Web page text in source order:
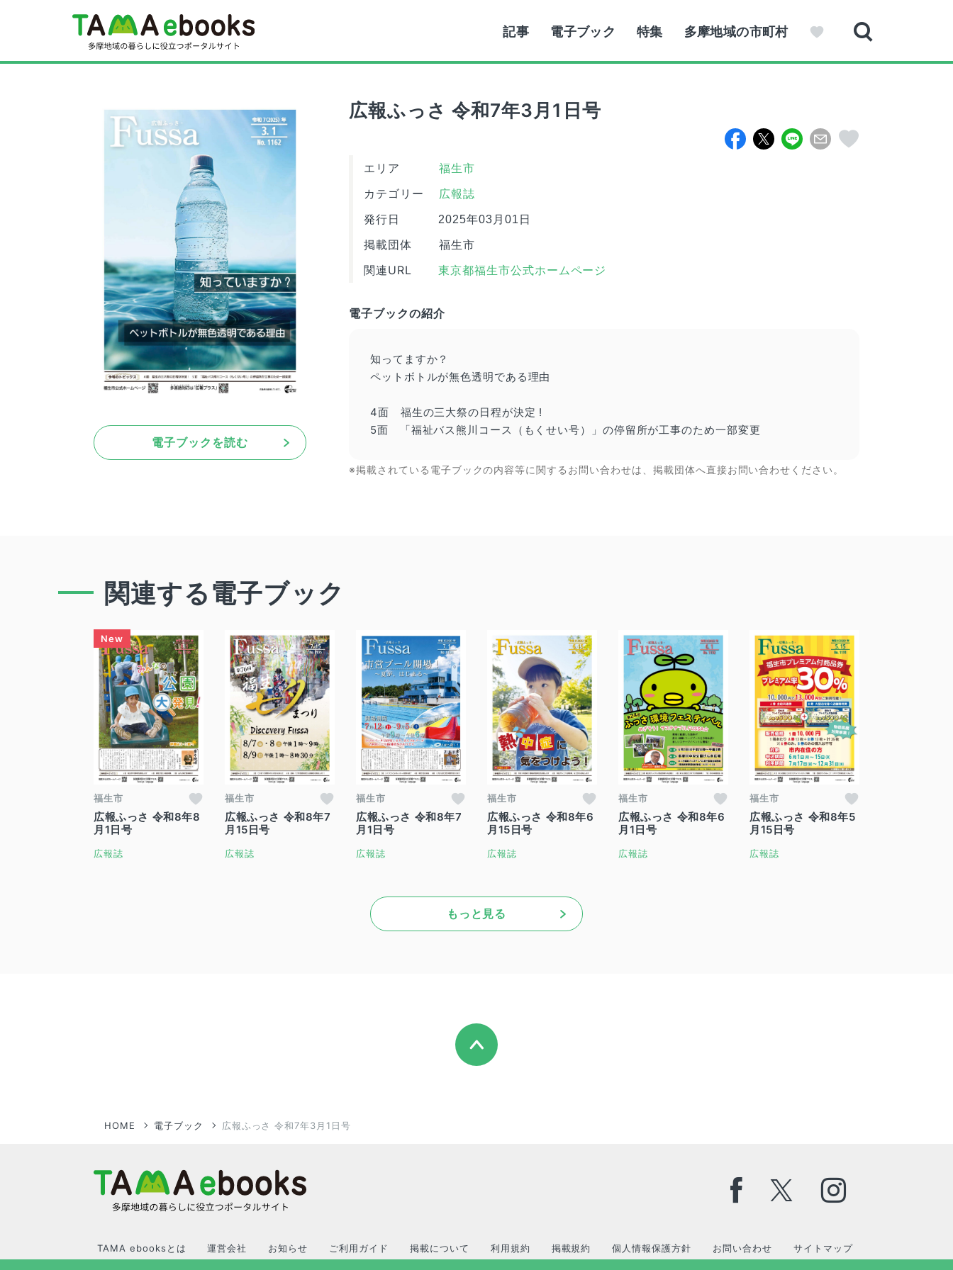
記事 電子ブック 特集 多摩地域の市町村
電子ブックを読む
広報ふっさ 令和7年3月1日号
エリア 福生市
カテゴリー 広報誌
発行日 2025年03月01日
掲載団体 福生市
関連URL 東京都福生市公式ホームページ
電子ブックの紹介
知ってますか？
ペットボトルが無色透明である理由
4面 福生の三大祭の日程が決定 !
5面 「福祉バス熊川コース（もくせい号）」の停留所が工事のため一部変更
※掲載されている電子ブックの内容等に関するお問い合わせは、掲載団体へ直接お問い合わせください。
関連する電子ブック
福生市
広報ふっさ 令和8年8
月1日号
広報誌
福生市
広報ふっさ 令和8年7
月15日号
広報誌
福生市
広報ふっさ 令和8年7
月1日号
広報誌
福生市
広報ふっさ 令和8年6
月15日号
広報誌
福生市
広報ふっさ 令和8年6
月1日号
広報誌
福生市
広報ふっさ 令和8年5
月15日号
広報誌
もっと見る
HOME 電子ブック 広報ふっさ 令和7年3月1日号
TAMA ebooksとは 運営会社 お知らせ ご利用ガイド 掲載について 利用規約 掲載規約 個人情報保護方針 お問い合わせ サイトマップ